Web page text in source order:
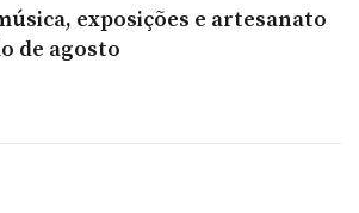
exposições e artesanato
de agosto